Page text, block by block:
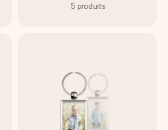
5 produits